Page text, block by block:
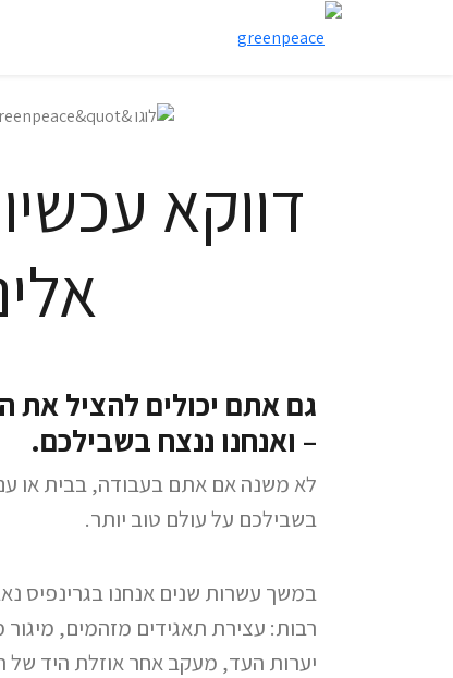
דווקא
גם אתם יכולים להציל את
– ואנחנו ננצח בשבילכם.
לא משנה אם אתם בעבודה, בבית או
בשבילכם על עולם טוב יותר.
במשך עשרות שנים אנחנו בגרינפיס
רבות: עצירת תאגידים מזהמים,
יערות העד, מעקב אחר אוזלת היד של